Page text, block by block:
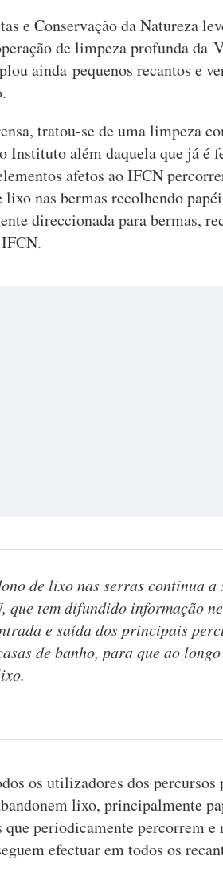
e Conservação da Natureza
de limpeza profunda da
ainda pequenos recantos e
tratou-se de uma limpeza
Instituto além daquela que já é
afetos ao IFCN
nas bermas recolhendo
direccionada para bermas,
de lixo nas serras continua a
que tem difundido informação
e saída dos principais
de banho, para que ao
os utilizadores dos percursos
lixo, principalmente
periodicamente percorrem e
efectuar em todos os